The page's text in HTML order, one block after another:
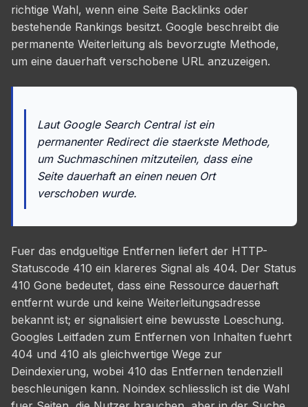
richtige Wahl, wenn eine Seite Backlinks oder
bestehende Rankings besitzt. Google beschreibt die
permanente Weiterleitung als bevorzugte Methode,
um eine dauerhaft verschobene URL anzuzeigen.
Laut Google Search Central ist ein
permanenter Redirect die staerkste Methode,
um Suchmaschinen mitzuteilen, dass eine
Seite dauerhaft an einen neuen Ort
verschoben wurde.
Fuer das endgueltige Entfernen liefert der HTTP-
Statuscode 410 ein klareres Signal als 404. Der Status
410 Gone bedeutet, dass eine Ressource dauerhaft
entfernt wurde und keine Weiterleitungsadresse
bekannt ist; er signalisiert eine bewusste Loeschung.
Googles Leitfaden zum Entfernen von Inhalten fuehrt
404 und 410 als gleichwertige Wege zur
Deindexierung, wobei 410 das Entfernen tendenziell
beschleunigen kann. Noindex schliesslich ist die Wahl